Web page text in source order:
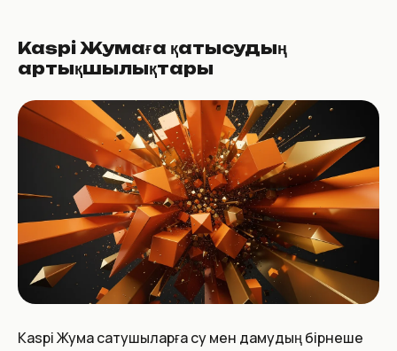
Kaspi Жумаға қатысудың
артықшылықтары
Kaspi Жума сатушыларға өсу мен дамудың бірнеше